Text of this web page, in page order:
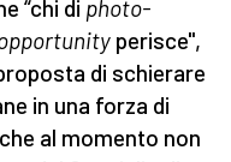
“chi di photo-
perisce",
di schierare
in una forza di
al momento non